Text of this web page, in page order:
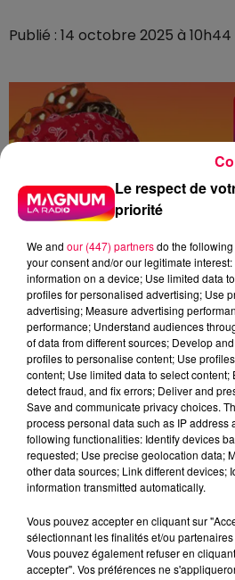
Publié : 14 octobre 2025 à 10h44
podcasts/2025/10/Astuce-vie-
Le respect de
priorité
We and our (447) partnersdo the
your consent and/or our legitimate
information on a device; Use limited data
profiles for personalised advertising; Use
advertising; Measure advertising
performance; Understand audiences
of data from different sources; Develop
profiles to personalise content; Use
content; Use limited data to select content;
detect fraud, and fix errors; Deliver and
Save and communicate privacy choices.
process personal data such as IP address
following functionalities: Identify devices
requested; Use precise geolocation data;
other data sources; Link different devices;
information transmitted automatically.
Vous pouvez accepter en cliquant sur
sélectionnant les finalités et/ou
Vous pouvez également refuser en
accepter". Vos préférences ne